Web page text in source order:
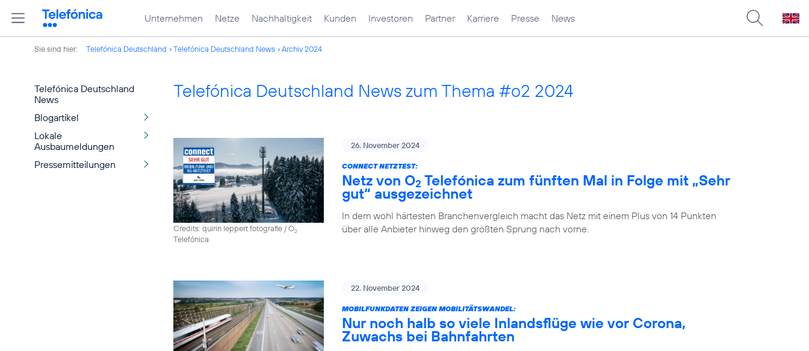
Unternehmen Netze Nachhaltigkeit Kunden Investoren Partner Karriere Presse News
Sie sind hier: Telefónica Deutschland Telefónica Deutschland News Archiv 2024
Telefónica Deutschland
News
Blogartikel
Lokale
Ausbaumeldungen
Pressemitteilungen
Telefónica Deutschland News zum Thema #o2 2024
Credits: quirin leppert fotografie / O2
Telefónica
26. November 2024
CONNECT NETZTEST:
Netz von O2 Telefónica zum fünften Mal in Folge mit „Sehr
gut“ ausgezeichnet
In dem wohl härtesten Branchenvergleich macht das Netz mit einem Plus von 14 Punkten
über alle Anbieter hinweg den größten Sprung nach vorne.
22. November 2024
MOBILFUNKDATEN ZEIGEN MOBILITÄTSWANDEL:
Nur noch halb so viele Inlandsflüge wie vor Corona,
Zuwachs bei Bahnfahrten